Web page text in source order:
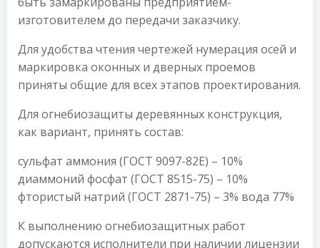
изготовителем до передачи заказчику.
Для удобства чтения чертежей нумерация осей и
маркировка оконных и дверных проемов
приняты общие для всех этапов проектирования.
Для огнебиозащиты деревянных конструкция,
как вариант, принять состав:
сульфат аммония (ГОСТ 9097-82Е) – 10%
диаммоний фосфат (ГОСТ 8515-75) – 10%
фтористый натрий (ГОСТ 2871-75) – 3% вода 77%
К выполнению огнебиозащитных работ
допускаются исполнители при наличии лицензии